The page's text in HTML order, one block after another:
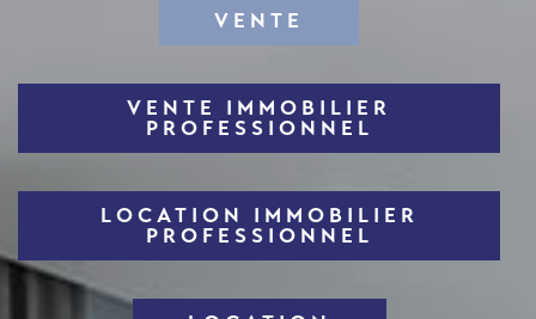
VENTE
VENTE IMMOBILIER
PROFESSIONNEL
LOCATION IMMOBILIER
PROFESSIONNEL